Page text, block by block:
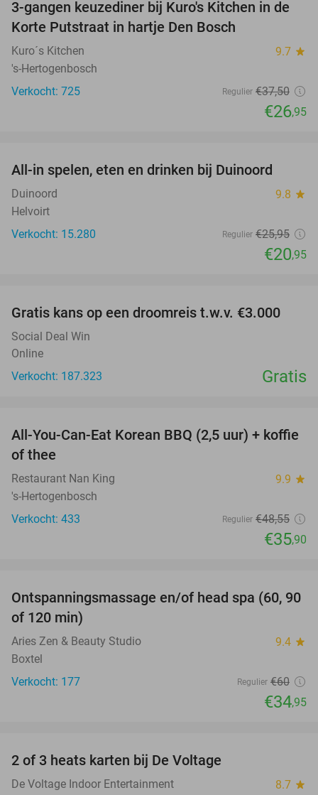
28%
3-gangen keuzediner bij Kuro's Kitchen in de
Korte Putstraat in hartje Den Bosch
Kuro´s Kitchen 9.7 star
's-Hertogenbosch
Verkocht: 725
Regulier €37,50
€26,95
All-in spelen, eten en drinken bij Duinoord
Duinoord 9.8 star
Helvoirt
Verkocht: 15.280
Regulier €25,95
€20,95
Gratis kans op een droomreis t.w.v. €3.000
Social Deal Win
Online
Verkocht: 187.323
Gratis
26%
All-You-Can-Eat Korean BBQ (2,5 uur) + koffie
of thee
Restaurant Nan King 9.9 star
's-Hertogenbosch
Verkocht: 433
Regulier €48,55
€35,90
42%
Ontspanningsmassage en/of head spa (60, 90
of 120 min)
Aries Zen & Beauty Studio 9.4 star
Boxtel
Verkocht: 177
Regulier €60
€34,95
2 of 3 heats karten bij De Voltage
De Voltage Indoor Entertainment 8.7 star